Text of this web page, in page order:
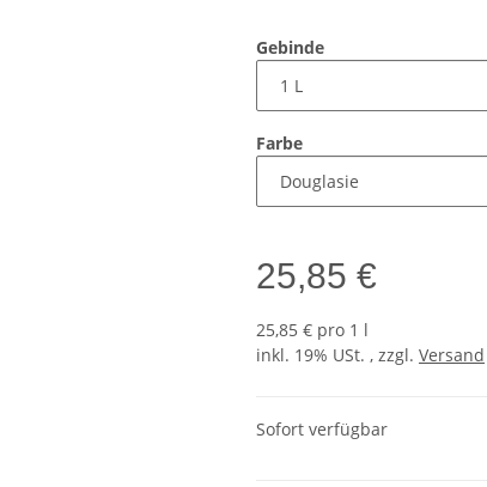
Gebinde
Farbe
25,85 €
25,85 € pro 1 l
inkl. 19% USt. , zzgl. Versand
Sofort verfügbar